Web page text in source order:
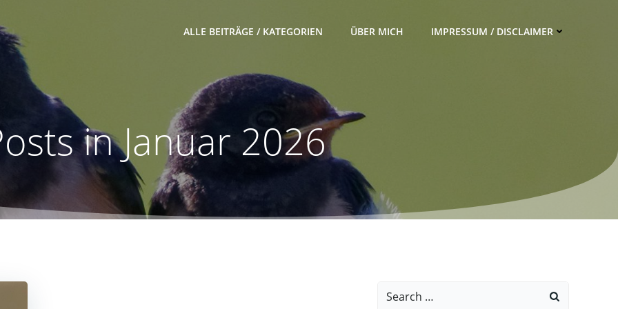
ALLE BEITRÄGE / KATEGORIEN ÜBER MICH IMPRESSUM / DISCLAIMER
in Januar 2026
Search